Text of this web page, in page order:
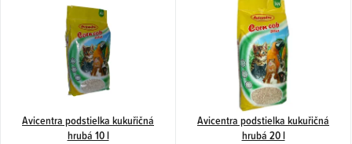
Avicentra podstielka kukuřičná
hrubá 10 l
Avicentra podstielka kukuřičná
hrubá 20 l